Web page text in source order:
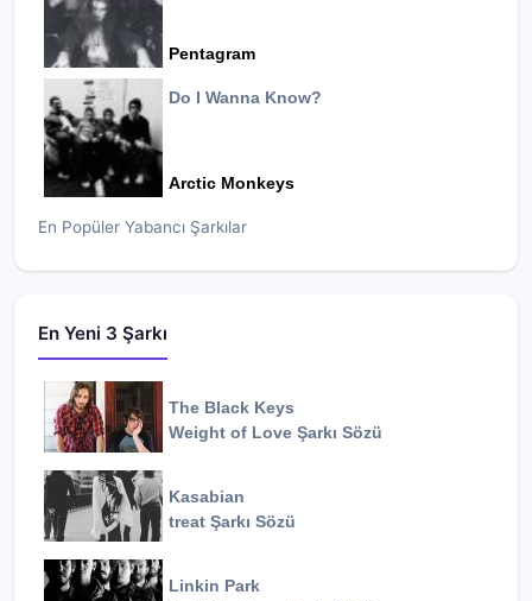
Pentagram
Do I Wanna Know?
Arctic Monkeys
En Popüler Yabancı Şarkılar
En Yeni 3 Şarkı
The Black Keys
Weight of Love Şarkı Sözü
Kasabian
treat Şarkı Sözü
Linkin Park